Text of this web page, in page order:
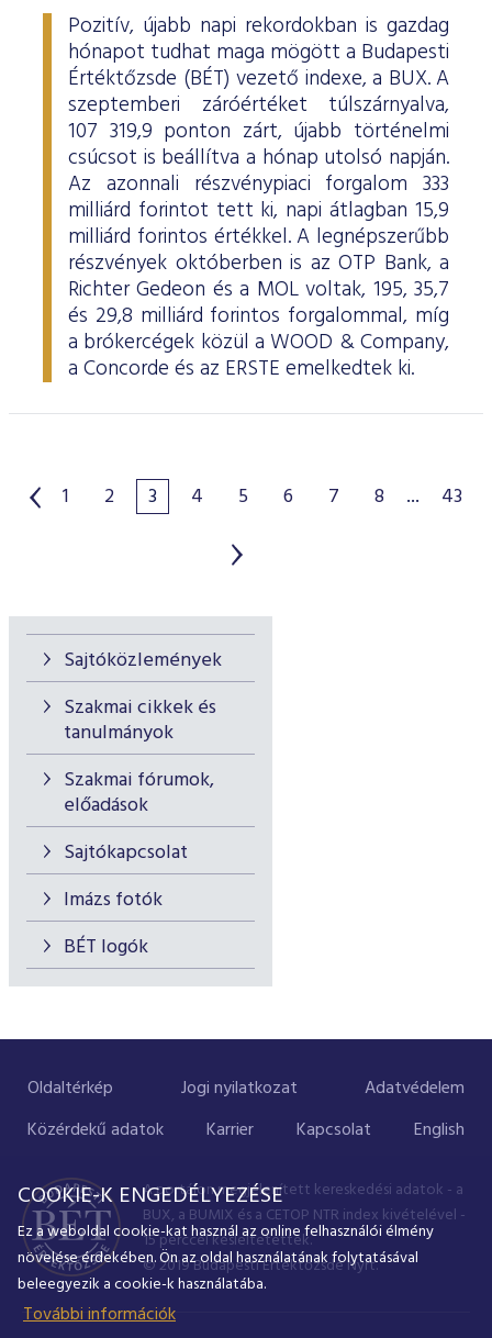
Sajtóközlemények
Szakmai cikkek és
tanulmányok
Szakmai fórumok,
előadások
Sajtókapcsolat
Imázs fotók
BÉT logók
Pozitív, újabb napi rekordokban is gazdag
hónapot tudhat maga mögött a Budapesti
Értéktőzsde (BÉT) vezető indexe, a BUX. A
szeptemberi záróértéket túlszárnyalva,
107 319,9 ponton zárt, újabb történelmi
csúcsot is beállítva a hónap utolsó napján.
Az azonnali részvénypiaci forgalom 333
milliárd forintot tett ki, napi átlagban 15,9
milliárd forintos értékkel. A legnépszerűbb
részvények októberben is az OTP Bank, a
Richter Gedeon és a MOL voltak, 195, 35,7
és 29,8 milliárd forintos forgalommal, míg
a brókercégek közül a WOOD & Company,
a Concorde és az ERSTE emelkedtek ki.
1 2 3 4 5 6 7 8 ... 43
Oldaltérkép Jogi nyilatkozat
Adatvédelem
Közérdekű adatok
Karrier Kapcsolat English
A portálon megjelenített kereskedési adatok - a
BUX, a BUMIX és a CETOP NTR index kivételével -
15 perccel késleltetettek.
© 2019 Budapesti Értéktőzsde Nyrt.
COOKIE-K ENGEDÉLYEZÉSE
Ez a weboldal cookie-kat használ az online felhasználói élmény
növelése érdekében. Ön az oldal használatának folytatásával
beleegyezik a cookie-k használatába.
További információk